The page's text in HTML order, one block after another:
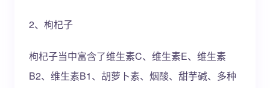
2、枸杞子
枸杞子当中富含了维生素C、维生素E、维生素
B2、维生素B1、胡萝卜素、烟酸、甜芋碱、多种